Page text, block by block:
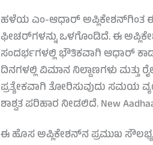
ಹಳೆಯ ಎಂ-ಆಧಾರ್ ಅಪ್ಲಿಕೇಶನ್‌ಗಿಂತ ಈ
ಫೀಚರ್‌ಗಳನ್ನು ಒಳಗೊಂಡಿದೆ. ಈ
ಸಂದರ್ಭಗಳಲ್ಲಿ ಭೌತಿಕವಾಗಿ ಆಧಾರ್
ದಿನಗಳಲ್ಲಿ ವಿಮಾನ ನಿಲ್ದಾಣಗಳು ಮತ್ತು
ಪ್ರತ್ಯೇಕವಾಗಿ ತೋರಿಸುವುದು ಸಮಯ
ಶಾಶ್ವತ ಪರಿಹಾರ ನೀಡಲಿದೆ. New
ಈ ಹೊಸ ಅಪ್ಲಿಕೇಶನ್‌ನ ಪ್ರಮುಖ